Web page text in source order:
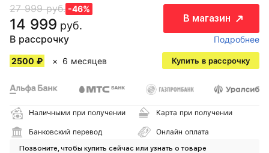
27 999 руб. -46%
14 999 руб.
В магазин
В рассрочку Подробнее
2500 ₽ 6 месяцев Купить в рассрочку
Наличными при получении Карта при получении
Банковский перевод Онлайн оплата
Позвоните, чтобы купить сейчас или узнать о товаре